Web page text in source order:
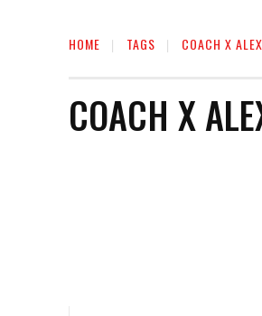
HOME TAGS COACH X
COACH X